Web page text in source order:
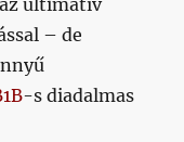
ultimatív
– de
-s diadalmas